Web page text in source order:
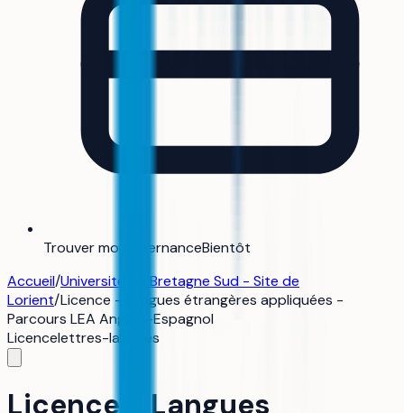
Trouver mon alternanceBientôt
Accueil/Université de Bretagne Sud - Site de
Lorient/Licence - Langues étrangères appliquées -
Parcours LEA Anglais-Espagnol
Licencelettres-langues
Licence - Langues